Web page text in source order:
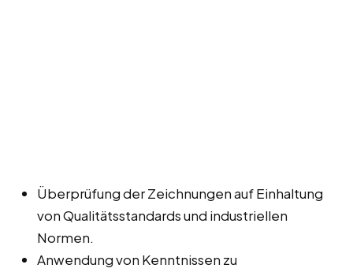
Überprüfung der Zeichnungen auf Einhaltung
von Qualitätsstandards und industriellen
Normen.
Anwendung von Kenntnissen zu